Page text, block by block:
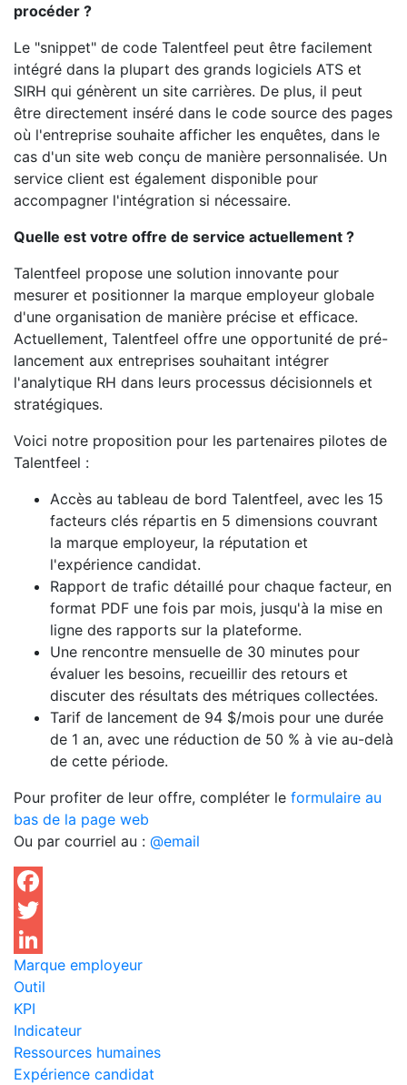
procéder ?
Le "snippet" de code Talentfeel peut être facilement
intégré dans la plupart des grands logiciels ATS et
SIRH qui génèrent un site carrières. De plus, il peut
être directement inséré dans le code source des pages
où l'entreprise souhaite afficher les enquêtes, dans le
cas d'un site web conçu de manière personnalisée. Un
service client est également disponible pour
accompagner l'intégration si nécessaire.
Quelle est votre offre de service actuellement ?
Talentfeel propose une solution innovante pour
mesurer et positionner la marque employeur globale
d'une organisation de manière précise et efficace.
Actuellement, Talentfeel offre une opportunité de pré-
lancement aux entreprises souhaitant intégrer
l'analytique RH dans leurs processus décisionnels et
stratégiques.
Voici notre proposition pour les partenaires pilotes de
Talentfeel :
Accès au tableau de bord Talentfeel, avec les 15
facteurs clés répartis en 5 dimensions couvrant
la marque employeur, la réputation et
l'expérience candidat.
Rapport de trafic détaillé pour chaque facteur, en
format PDF une fois par mois, jusqu'à la mise en
ligne des rapports sur la plateforme.
Une rencontre mensuelle de 30 minutes pour
évaluer les besoins, recueillir des retours et
discuter des résultats des métriques collectées.
Tarif de lancement de 94 $/mois pour une durée
de 1 an, avec une réduction de 50 % à vie au-delà
de cette période.
Pour profiter de leur offre, compléter le formulaire au
bas de la page web
Ou par courriel au : @email
Facebook
Twitter
LinkedIn
Marque employeur
Outil
KPI
Indicateur
Ressources humaines
Expérience candidat